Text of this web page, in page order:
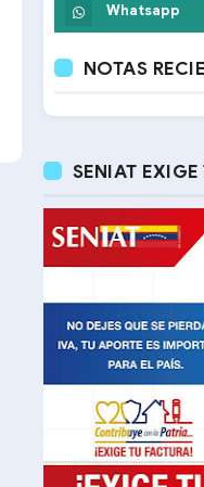
Whatsapp
NOTAS
SENIAT